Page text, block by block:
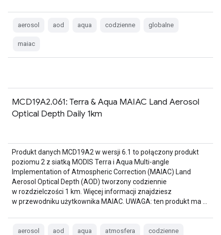
aerosol aod aqua codzienne globalne
maiac
MCD19A2.061: Terra & Aqua MAIAC Land Aerosol
Optical Depth Daily 1km
Produkt danych MCD19A2 w wersji 6.1 to połączony produkt
poziomu 2 z siatką MODIS Terra i Aqua Multi-angle
Implementation of Atmospheric Correction (MAIAC) Land
Aerosol Optical Depth (AOD) tworzony codziennie
w rozdzielczości 1 km. Więcej informacji znajdziesz
w przewodniku użytkownika MAIAC. UWAGA: ten produkt ma …
aerosol aod aqua atmosfera codzienne